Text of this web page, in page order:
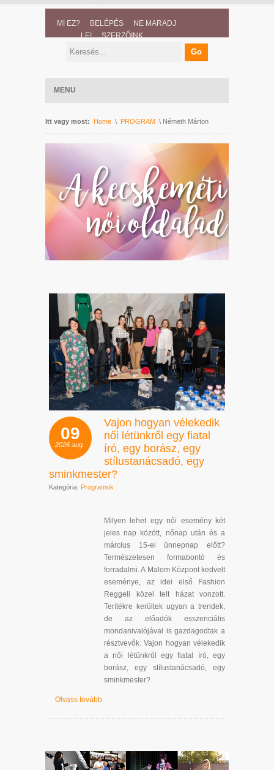
MI EZ? BELÉPÉS
NE MARADJ
LE!
SZERZŐINK
MENU
Itt vagy most: Home \ PROGRAM \ Németh Márton
09
2026 aug.
Vajon hogyan vélekedik
női létünkről egy fiatal
író, egy borász, egy
stílustanácsadó, egy
sminkmester?
Kategória: Programok
Milyen lehet egy női esemény két
jeles nap között, nőnap után és a
március 15-ei ünnepnap előtt?
Természetesen formabontó és
forradalmi. A Malom Központ kedvelt
eseménye, az idei első Fashion
Reggeli közel telt házat vonzott.
Terítékre kerültek ugyan a trendek,
de az előadók esszenciális
mondanivalójával is gazdagodtak a
résztvevők. Vajon hogyan vélekedik
a női létünkről egy fiatal író, egy
borász, egy stílustanácsadó, egy
sminkmester?
Olvass tovább